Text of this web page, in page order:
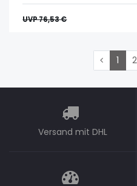
UVP 76,53 €
1 2
Versand mit DHL